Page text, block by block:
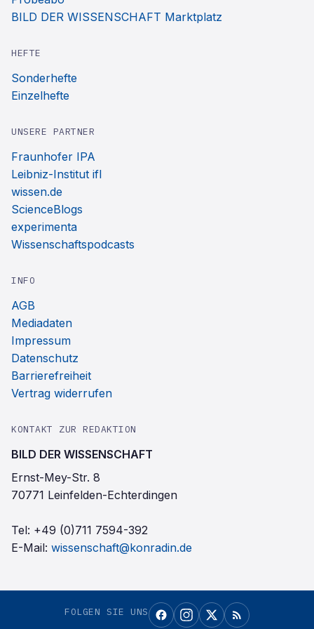
BILD DER WISSENSCHAFT Marktplatz
HEFTE
Sonderhefte
Einzelhefte
UNSERE PARTNER
Fraunhofer IPA
Leibniz-Institut ifl
wissen.de
ScienceBlogs
experimenta
Wissenschaftspodcasts
INFO
AGB
Mediadaten
Impressum
Datenschutz
Barrierefreiheit
Vertrag widerrufen
KONTAKT ZUR REDAKTION
BILD DER WISSENSCHAFT
Ernst-Mey-Str. 8
70771 Leinfelden-Echterdingen
Tel: +49 (0)711 7594-392
E-Mail: wissenschaft@konradin.de
FOLGEN SIE UNS